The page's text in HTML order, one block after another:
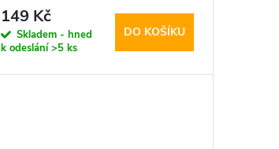
149 Kč
Skladem - hned
k odeslání>5 ks
DO KOŠÍKU